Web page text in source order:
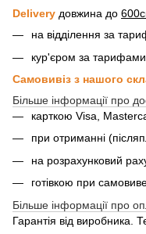
Delivery довжина до
на відділення за
кур'єром за тарифами
Самовивіз з нашого
Більше інформації про
карткою Visa,
при отриманні
на розрахунковий
готівкою при
Більше інформації про
Гарантія від виробника.